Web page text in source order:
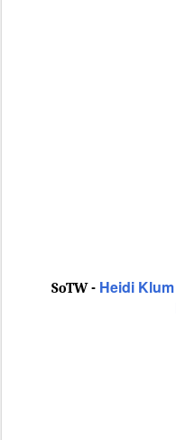
SoTW - Heidi